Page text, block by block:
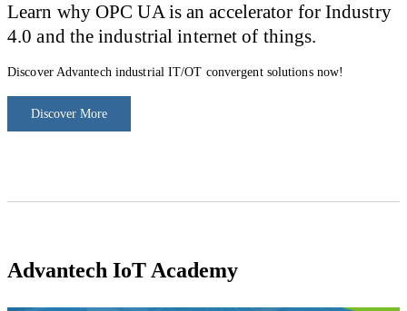
Learn why OPC UA is an accelerator for Industry
4.0 and the industrial internet of things.
Discover Advantech industrial IT/OT convergent solutions now!
Discover More
Advantech IoT Academy